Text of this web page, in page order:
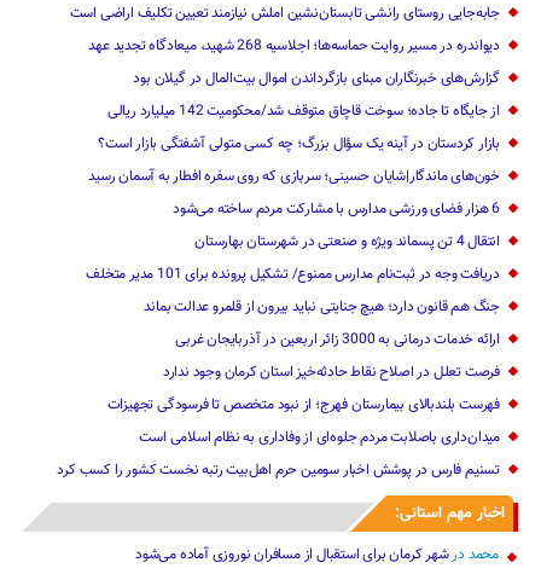
جابه‌جایی روستای رانشی تابستان‌نشین املش نیازمند تعیین تکلیف اراضی است
دیواندره در مسیر روایت حماسه‌ها؛ اجلاسیه 268 شهید، میعادگاه تجدید عهد
گزارش‌های خبرنگاران مبنای بازگرداندن اموال بیت‌المال در گیلان بود
از جایگاه تا جاده؛ سوخت قاچاق متوقف شد/محکومیت 142 میلیارد ریالی
بازار کردستان در آینه یک سؤال بزرگ؛ چه کسی متولی آشفتگی بازار است؟
خون‌های ماندگار|شایان حسینی؛ سربازی که روی سفره افطار به آسمان رسید
6 هزار فضای ورزشی مدارس با مشارکت مردم ساخته می‌شود
انتقال 4 تن پسماند ویژه و صنعتی در شهرستان بهارستان
دریافت وجه در ثبت‌نام مدارس ممنوع/ تشکیل پرونده برای 101 مدیر متخلف
جنگ هم قانون دارد؛ هیچ جنایتی نباید بیرون از قلمرو عدالت بماند
ارائه خدمات درمانی به 3000 زائر اربعین در آذربایجان‌ غربی
فرصت تعلل در اصلاح نقاط حادثه‌خیز استان کرمان وجود ندارد
فهرست بلندبالای بیمارستان فهرج؛ از نبود متخصص تا فرسودگی تجهیزات
میدان‌داری باصلابت مردم جلوه‌ای از وفاداری به نظام اسلامی است
تسنیم فارس در پوشش اخبار سومین حرم اهل‌بیت رتبه نخست کشور را کسب کرد
اخبار مهم استانی:
محمد درشهر کرمان برای استقبال از مسافران نوروزی آماده می‌شود